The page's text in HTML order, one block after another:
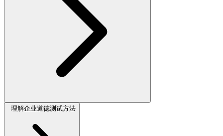
理解企业道德测试方法